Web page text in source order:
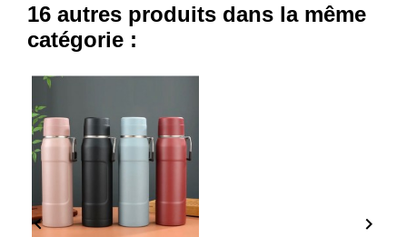
16 autres produits dans la même
catégorie :
 